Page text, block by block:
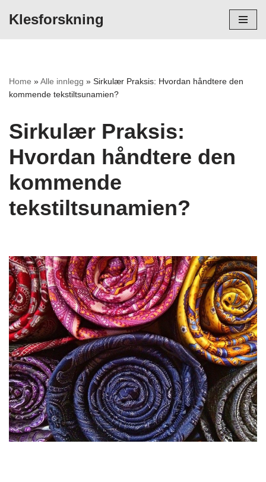
Klesforskning
Home »Alle innlegg » Sirkulær Praksis: Hvordan håndtere den
kommende tekstiltsunamien?
Sirkulær Praksis:
Hvordan håndtere den
kommende
tekstiltsunamien?